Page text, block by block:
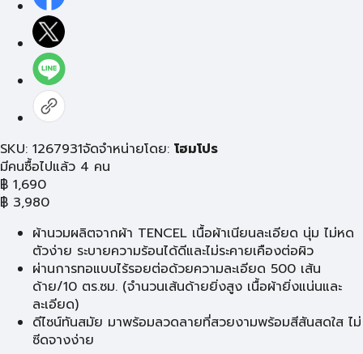
SKU: 1267931จัดจำหน่ายโดย: โฮมโปร
มีคนซื้อไปแล้ว 4 คน
฿ 1,690
฿ 3,980
ผ้านวมผลิตจากผ้า TENCEL เนื้อผ้าเนียนละเอียด นุ่ม ไม่หด
ตัวง่าย ระบายความร้อนได้ดีและไม่ระคายเคืองต่อผิว
ผ่านการทอแบบไร้รอยต่อด้วยความละเอียด 500 เส้น
ด้าย/10 ตร.ซม. (จำนวนเส้นด้ายยิ่งสูง เนื้อผ้ายิ่งแน่นและ
ละเอียด)
ดีไซน์ทันสมัย มาพร้อมลวดลายที่สวยงามพร้อมสีสันสดใส ไม่
ซีดจางง่าย